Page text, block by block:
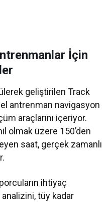
İçin
geliştirilen Track
antrenman navigasyon
araçlarını içeriyor.
olmak üzere 150’den
saat, gerçek zamanlı
ihtiyaç
tüy kadar